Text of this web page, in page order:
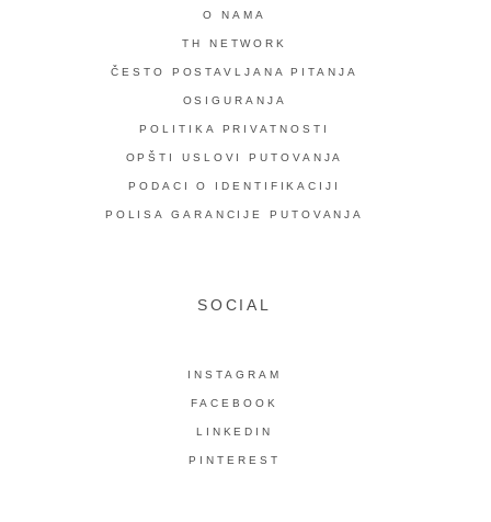
O NAMA
TH NETWORK
ČESTO POSTAVLJANA PITANJA
OSIGURANJA
POLITIKA PRIVATNOSTI
OPŠTI USLOVI PUTOVANJA
PODACI O IDENTIFIKACIJI
POLISA GARANCIJE PUTOVANJA
SOCIAL
INSTAGRAM
FACEBOOK
LINKEDIN
PINTEREST